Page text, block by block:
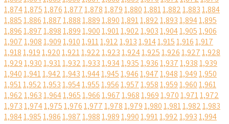
1,8741,8751,8761,8771,8781,8791,8801,8811,8821,8831,884
1,8851,8861,8871,8881,8891,8901,8911,8921,8931,8941,895
1,8961,8971,8981,8991,9001,9011,9021,9031,9041,9051,906
1,9071,9081,9091,9101,9111,9121,9131,9141,9151,9161,917
1,9181,9191,9201,9211,9221,9231,9241,9251,9261,9271,928
1,9291,9301,9311,9321,9331,9341,9351,9361,9371,9381,939
1,9401,9411,9421,9431,9441,9451,9461,9471,9481,9491,950
1,9511,9521,9531,9541,9551,9561,9571,9581,9591,9601,961
1,9621,9631,9641,9651,9661,9671,9681,9691,9701,9711,972
1,9731,9741,9751,9761,9771,9781,9791,9801,9811,9821,983
1,9841,9851,9861,9871,9881,9891,9901,9911,9921,9931,994